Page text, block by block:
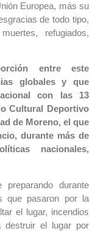
Europea, más su
de todo tipo,
refugiados,
entre este
globales y que
con las 13
Cultural Deportivo
de Moreno, el que
durante más de
nacionales,
durante
que pasaron por la
el lugar, incendios
destruir el lugar por